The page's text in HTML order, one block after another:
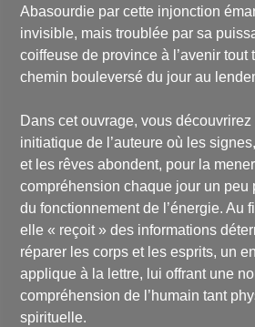
Abasourdie par cette injonction
invisible, mais troublée par sa
coiffeuse de province à l’avenir tout
chemin bouleversé du jour au
Dans cet ouvrage, vous
initiatique de l’auteure où les
et les rêves abondent, pour la
compréhension chaque jour un peu
du fonctionnement de l’énergie. Au
elle « reçoit » des informations
réparer les corps et les esprits, un
applique à la lettre, lui offrant une
compréhension de l’humain tant
spirituelle.